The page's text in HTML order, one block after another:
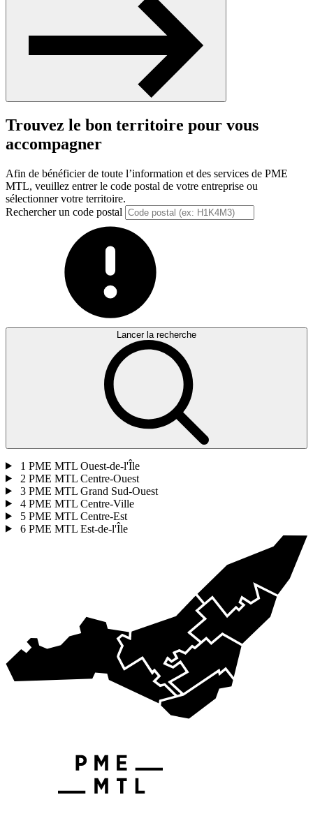
Trouvez le bon territoire pour vous
accompagner
Afin de bénéficier de toute l’information et des services de PME
MTL, veuillez entrer le code postal de votre entreprise ou
sélectionner votre territoire.
Rechercher un code postal
Lancer la recherche
1 PME MTL Ouest-de-l'Île
2 PME MTL Centre-Ouest
3 PME MTL Grand Sud-Ouest
4 PME MTL Centre-Ville
5 PME MTL Centre-Est
6 PME MTL Est-de-l'Île